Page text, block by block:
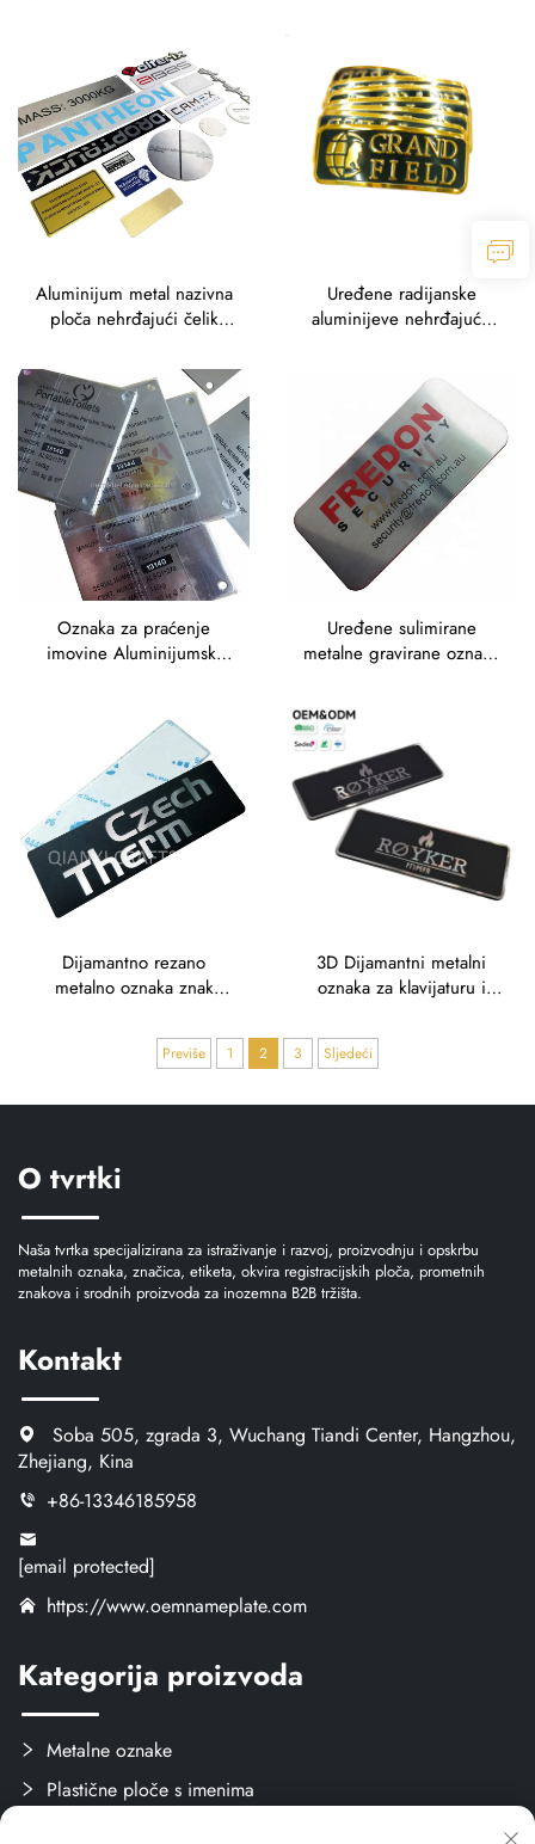
Metal magnetna oznaka
gumb tag Pin značka
Aluminijum metal nazivna
ploča nehrđajući čelik
nazivna ploča Metal brend
ime podignute metalne
logo ploče
Uređene radijanske
aluminijeve nehrđajuće
Oznaka za praćenje
imovine Aluminijumski
različitim jedinstvenim
barkodom QR kod ID broj
Uređene sulimirane
metalne gravirane oznake
crnom bojom i četkom
Dijamantno rezano
metalno oznaka znak
strojni znak logotip ploča
3D Dijamantni metalni
oznaka za klavijaturu i
Previše 1 2 3 Sljedeći
O tvrtki
Naša tvrtka specijalizirana za istraživanje i razvoj, proizvodnju i opskrbu
metalnih oznaka, značica, etiketa, okvira registracijskih ploča, prometnih
znakova i srodnih proizvoda za inozemna B2B tržišta.
Kontakt
Soba 505, zgrada 3, Wuchang Tiandi Center, Hangzhou,
Zhejiang, Kina
+86-13346185958
[email protected]
https://www.oemnameplate.com
Kategorija proizvoda
Metalne oznake
Plastične ploče s imenima